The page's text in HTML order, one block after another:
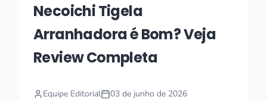
Necoichi Tigela
Arranhadora é Bom? Veja
Review Completa
Equipe Editorial 03 de junho de 2026